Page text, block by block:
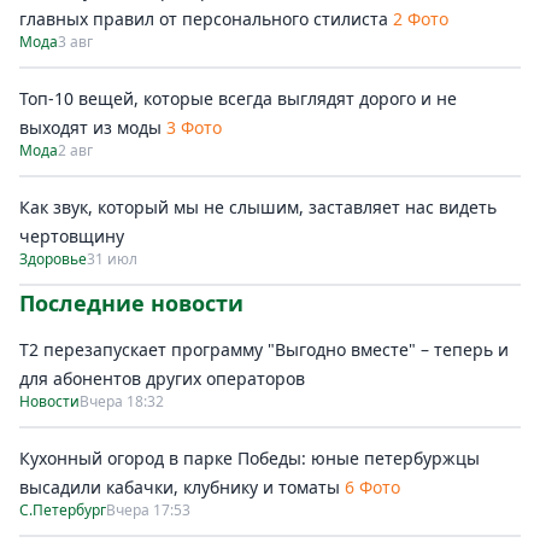
главных правил от персонального стилиста 2 Фото
Мода3 авг
Топ-10 вещей, которые всегда выглядят дорого и не
выходят из моды 3 Фото
Мода2 авг
Как звук, который мы не слышим, заставляет нас видеть
чертовщину
Здоровье31 июл
Последние новости
Т2 перезапускает программу "Выгодно вместе" – теперь и
для абонентов других операторов
НовостиВчера 18:32
Кухонный огород в парке Победы: юные петербуржцы
высадили кабачки, клубнику и томаты 6 Фото
С.ПетербургВчера 17:53